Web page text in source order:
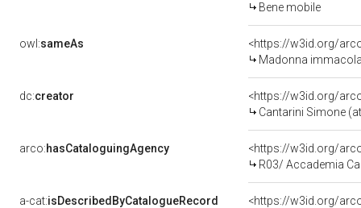
Bene mobile
owl:sameAs
<https://w3id.org/
Madonna
dc:creator
<https://w3id.org/
Cantarini Simone
arco:hasCataloguingAgency
<https://w3id.org/
R03/ Accademia
a-cat:isDescribedByCatalogueRecord
<https://w3id.org/